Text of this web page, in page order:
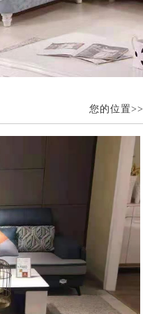
您的位置>>